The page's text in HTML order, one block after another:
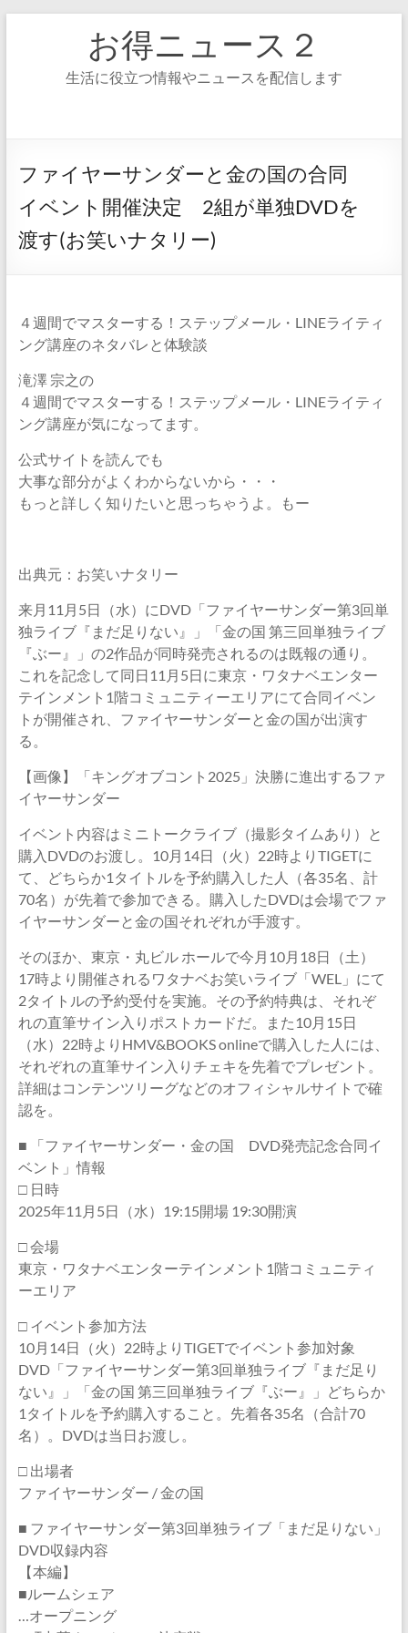
お得ニュース２
生活に役立つ情報やニュースを配信します
ファイヤーサンダーと金の国の合同
イベント開催決定 2組が単独DVDを
渡す(お笑いナタリー)
４週間でマスターする！ステップメール・LINEライティ
ング講座のネタバレと体験談
滝澤 宗之の
４週間でマスターする！ステップメール・LINEライティ
ング講座が気になってます。
公式サイトを読んでも
大事な部分がよくわからないから・・・
もっと詳しく知りたいと思っちゃうよ。もー
出典元：お笑いナタリー
来月11月5日（水）にDVD「ファイヤーサンダー第3回単
独ライブ『まだ足りない』」「金の国 第三回単独ライブ
『ぶー』」の2作品が同時発売されるのは既報の通り。
これを記念して同日11月5日に東京・ワタナベエンター
テインメント1階コミュニティーエリアにて合同イベン
トが開催され、ファイヤーサンダーと金の国が出演す
る。
【画像】「キングオブコント2025」決勝に進出するファ
イヤーサンダー
イベント内容はミニトークライブ（撮影タイムあり）と
購入DVDのお渡し。10月14日（火）22時よりTIGETに
て、どちらか1タイトルを予約購入した人（各35名、計
70名）が先着で参加できる。購入したDVDは会場でファ
イヤーサンダーと金の国それぞれが手渡す。
そのほか、東京・丸ビル ホールで今月10月18日（土）
17時より開催されるワタナベお笑いライブ「WEL」にて
2タイトルの予約受付を実施。その予約特典は、それぞ
れの直筆サイン入りポストカードだ。また10月15日
（水）22時よりHMV&BOOKS onlineで購入した人には、
それぞれの直筆サイン入りチェキを先着でプレゼント。
詳細はコンテンツリーグなどのオフィシャルサイトで確
認を。
■ 「ファイヤーサンダー・金の国 DVD発売記念合同イ
ベント」情報
□ 日時
2025年11月5日（水）19:15開場 19:30開演
□ 会場
東京・ワタナベエンターテインメント1階コミュニティ
ーエリア
□ イベント参加方法
10月14日（火）22時よりTIGETでイベント参加対象
DVD「ファイヤーサンダー第3回単独ライブ『まだ足り
ない』」「金の国 第三回単独ライブ『ぶー』」どちらか
1タイトルを予約購入すること。先着各35名（合計70
名）。DVDは当日お渡し。
□ 出場者
ファイヤーサンダー / 金の国
■ ファイヤーサンダー第3回単独ライブ「まだ足りない」
DVD収録内容
【本編】
■ルームシェア
…オープニング